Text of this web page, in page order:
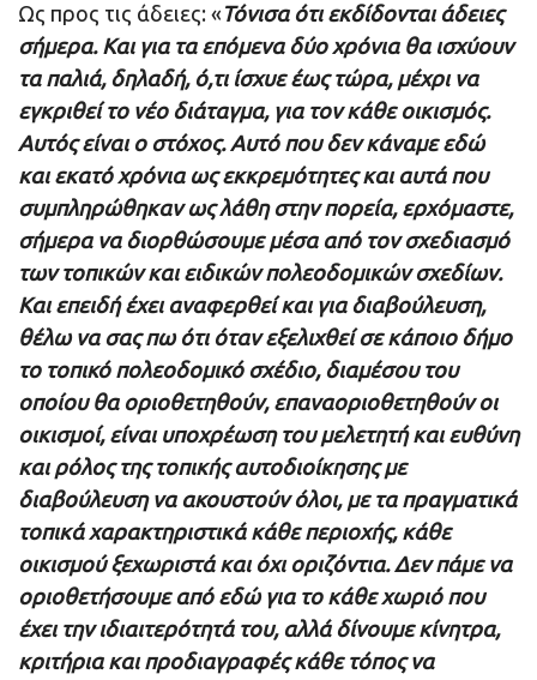
Ως προς τις άδειες: « Τόνισα ότι εκδίδονται άδειες
σήμερα. Και για τα επόμενα δύο χρόνια θα ισχύουν
τα παλιά, δηλαδή, ό,τι ίσχυε έως τώρα, μέχρι να
εγκριθεί το νέο διάταγμα, για τον κάθε οικισμός.
Αυτός είναι ο στόχος. Αυτό που δεν κάναμε εδώ
και εκατό χρόνια ως εκκρεμότητες και αυτά που
συμπληρώθηκαν ως λάθη στην πορεία, ερχόμαστε,
σήμερα να διορθώσουμε μέσα από τον σχεδιασμό
των τοπικών και ειδικών πολεοδομικών σχεδίων.
Και επειδή έχει αναφερθεί και για διαβούλευση,
θέλω να σας πω ότι όταν εξελιχθεί σε κάποιο δήμο
το τοπικό πολεοδομικό σχέδιο, διαμέσου του
οποίου θα οριοθετηθούν, επαναοριοθετηθούν οι
οικισμοί, είναι υποχρέωση του μελετητή και ευθύνη
και ρόλος της τοπικής αυτοδιοίκησης με
διαβούλευση να ακουστούν όλοι, με τα πραγματικά
τοπικά χαρακτηριστικά κάθε περιοχής, κάθε
οικισμού ξεχωριστά και όχι οριζόντια. Δεν πάμε να
οριοθετήσουμε από εδώ για το κάθε χωριό που
έχει την ιδιαιτερότητά του, αλλά δίνουμε κίνητρα,
κριτήρια και προδιαγραφές κάθε τόπος να